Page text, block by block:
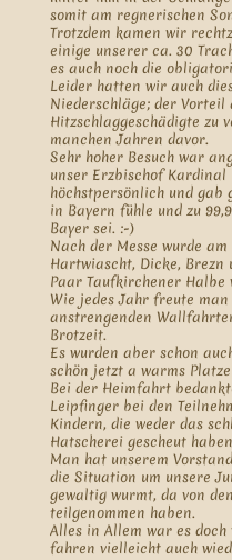
somit am regnerischen
Trotzdem kamen wir
einige unserer ca. 30
es auch noch die
Leider hatten wir auch
Niederschläge; der
Hitzschlaggeschädigte zu
manchen Jahren davor.
Sehr hoher Besuch war
unser Erzbischof Kardinal
höchstpersönlich und gab
in Bayern fühle und zu
Bayer sei. :-)
Nach der Messe wurde
Hartwiascht, Dicke,
Paar Taufkirchener Halbe
Wie jedes Jahr freute
anstrengenden
Brotzeit.
Es wurden aber schon
schön jetzt a warms
Bei der Heimfahrt
Leipfinger bei den
Kindern, die weder das
Hatscherei gescheut
Man hat unserem
die Situation um unsere
gewaltig wurmt, da von
teilgenommen haben.
Alles in Allem war es
fahren vielleicht auch